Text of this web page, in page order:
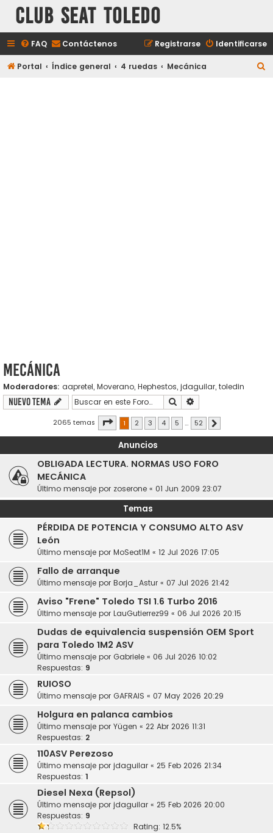
Club Seat Toledo
FAQ Contáctenos Identificarse
Registrarse
Portal Índice general 4 ruedas Mecánica
Mecánica
Moderadores: aapretel, Moverano, Hephestos, jdaguilar, toledin
Nuevo Tema Buscar
2065 temas Página de 52
1 2 3 4 5 … 52
Anuncios
OBLIGADA LECTURA. NORMAS USO FORO
MECÁNICA
Último mensaje por zoserone « 01 Jun 2009 23:07
Temas
PÉRDIDA DE POTENCIA Y CONSUMO ALTO ASV
León
Último mensaje por MoSeat1M « 12 Jul 2026 17:05
Fallo de arranque
Último mensaje por Borja_Astur « 07 Jul 2026 21:42
Aviso "Frene" Toledo TSI 1.6 Turbo 2016
Último mensaje por LauGutierrez99 « 06 Jul 2026 20:15
Dudas de equivalencia suspensión OEM Sport
para Toledo 1M2 ASV
Último mensaje por Gabriele « 06 Jul 2026 10:02
Respuestas: 9
RUIOSO
Último mensaje por GAFRAIS « 07 May 2026 20:29
Holgura en palanca cambios
Último mensaje por Yügen « 22 Abr 2026 11:31
Respuestas: 2
110ASV Perezoso
Último mensaje por jdaguilar « 25 Feb 2026 21:34
Respuestas: 1
Diesel Nexa (Repsol)
Último mensaje por jdaguilar « 25 Feb 2026 20:00
Respuestas: 9
Rating: 12.5%